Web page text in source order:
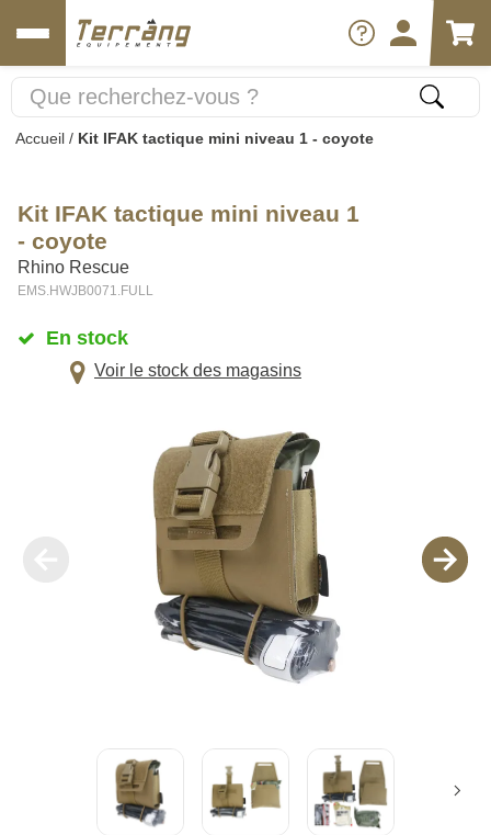
Accueil / Kit IFAK tactique mini niveau 1 - coyote
Kit IFAK tactique mini niveau 1
- coyote
Rhino Rescue
EMS.HWJB0071.FULL
En stock
Voir le stock des magasins